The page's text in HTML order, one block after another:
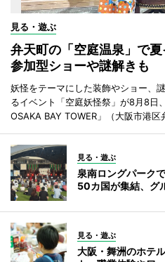
見る・遊ぶ
弁天町の「空庭温泉」で
参加型ショーや謎解きも
妖怪をテーマにした装飾やショー、
るイベント「空庭妖怪祭」が8月8日
OSAKA BAY TOWER」（大阪市港区
見る・遊ぶ
泉南ロングパーク
50カ国が集結、グ
見る・遊ぶ
大阪・舞洲のホテ